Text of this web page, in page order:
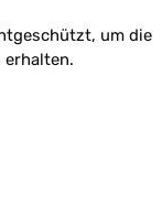
um die
erhalten.